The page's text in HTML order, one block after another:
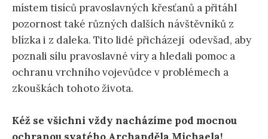
místem tisíců pravoslavných křesťanů a přitáhl
pozornost také různých dalších návštěvníků z
blízka i z daleka. Tito lidé přicházejí odevšad, aby
poznali sílu pravoslavné víry a hledali pomoc a
ochranu vrchního vojevůdce v problémech a
zkouškách tohoto života.
Kéž se všichni vždy nacházíme pod mocnou